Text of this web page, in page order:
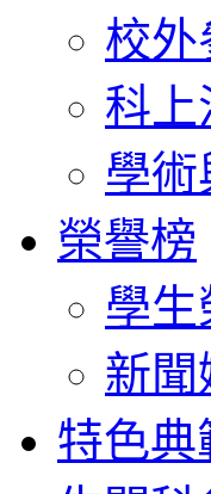
校外
科上
學術
榮譽榜
學生
新聞
特色典